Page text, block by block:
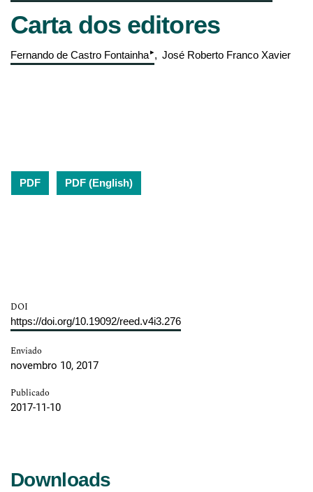
Carta dos editores
Fernando de Castro Fontainha▸ José Roberto Franco Xavier
PDF PDF (English)
DOI
https://doi.org/10.19092/reed.v4i3.276
Enviado
novembro 10, 2017
Publicado
2017-11-10
Downloads